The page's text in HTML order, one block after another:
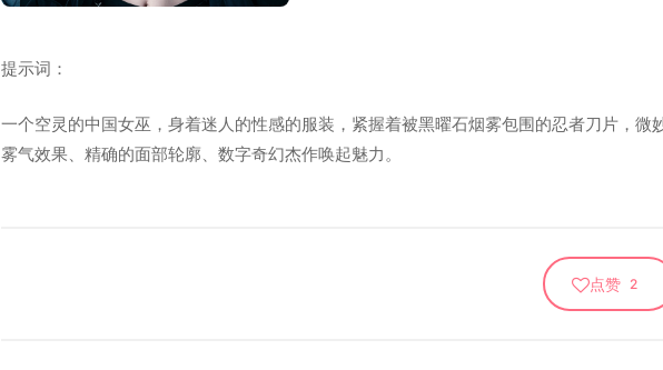
提示词：
一个空灵的中国女巫，身着迷人的性感的服装，紧握着被黑曜石烟雾包围的忍者刀片，微
雾气效果、精确的面部轮廓、数字奇幻杰作唤起魅力。
点赞 2